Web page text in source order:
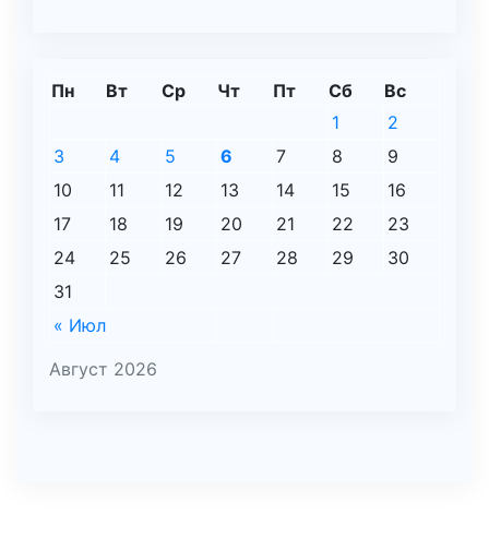
Август 2026
Пн Вт Ср Чт Пт Сб Вс
« Июл
1
2
3
4 5 6 7 8
9
10
11 12 13 14 15
16
17
18 19 20 21 22
23
24
25 26 27 28 29
30
31